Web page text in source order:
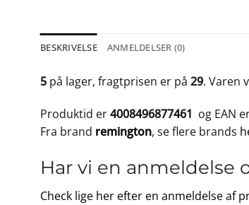
BESKRIVELSE ANMELDELSER (0)
5 på lager, fragtprisen er på 29. Varen
Produktid er4008496877461 og EAN
Fra brand remington, se flere brands
Har vi en anmeldelse
Check lige her efter en anmeldelse af